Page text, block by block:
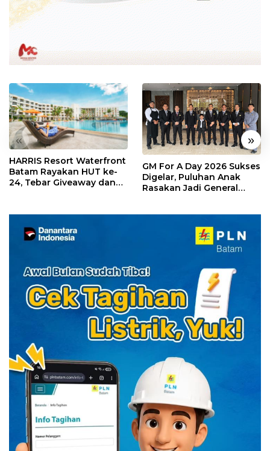
« »
HARRIS Resort Waterfront
Batam Rayakan HUT ke-
24, Tebar Giveaway dan
GM For A Day 2026 Sukses
Digelar, Puluhan Anak
Rasakan Jadi General